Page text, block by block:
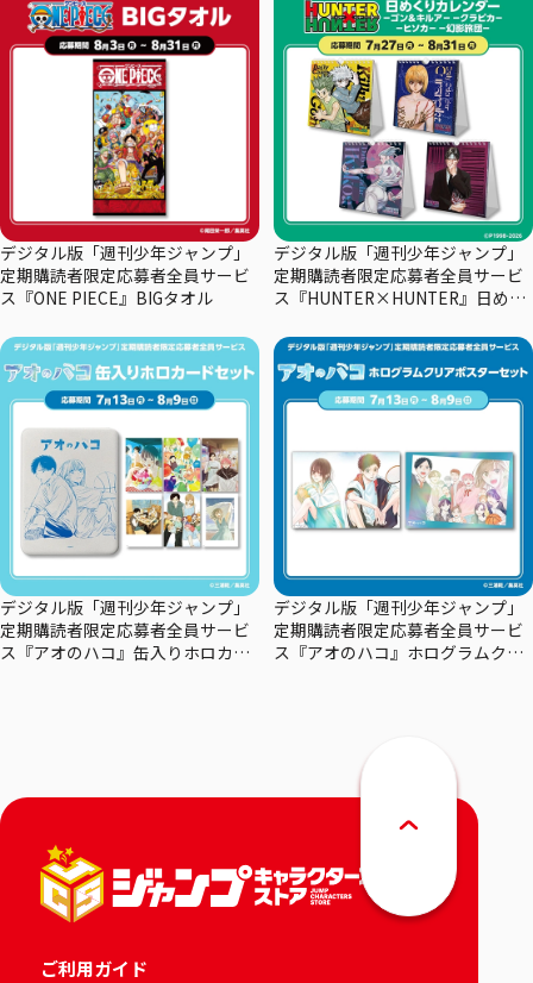
デジタル版「週刊少年ジャンプ」
定期購読者限定応募者全員サービ
ス『ONE PIECE』BIGタオル
デジタル版「週刊少年ジャンプ」
定期購読者限定応募者全員サービ
ス『HUNTER×HUNTER』日めく
デジタル版「週刊少年ジャンプ」
定期購読者限定応募者全員サービ
ス『アオのハコ』缶入りホロカー
デジタル版「週刊少年ジャンプ」
定期購読者限定応募者全員サービ
ス『アオのハコ』ホログラムクリ
ご利用ガイド